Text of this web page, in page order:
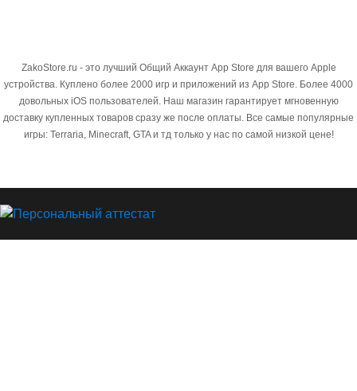
ZakoStore.ru - это лучший Общий Аккаунт App Store для вашего Apple
устройства. Куплено более 2000 игр и приложений из App Store. Более 4000
довольных iOS пользователей. Наш магазин гарантирует мгновенную
доставку купленных товаров сразу же после оплаты. Все самые популярные
игры: Terraria, Minecraft, GTA и тд только у нас по самой низкой цене!